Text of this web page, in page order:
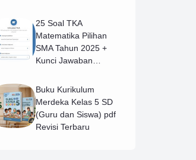
25 Soal TKA
Matematika Pilihan
SMA Tahun 2025 +
Kunci Jawaban
Buku Kurikulum
Merdeka Kelas 5 SD
(Guru dan Siswa) pdf
Revisi Terbaru